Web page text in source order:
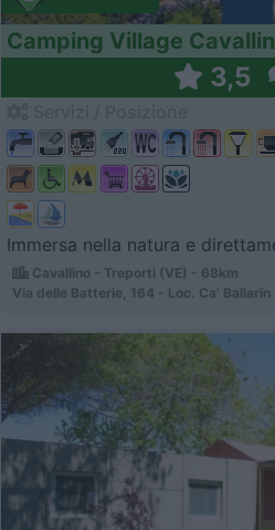
Camping Village
3,5
Immersa nella natura e
Cavallino - Treporti (VE) - 68km
Via delle Batterie, 164 - Loc. Ca' Ballarin